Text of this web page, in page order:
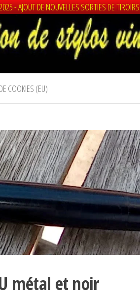
- AJOUT DE NOUVELLES SORTIES DE TIROIRS
COOKIES (EU)
métal et noir